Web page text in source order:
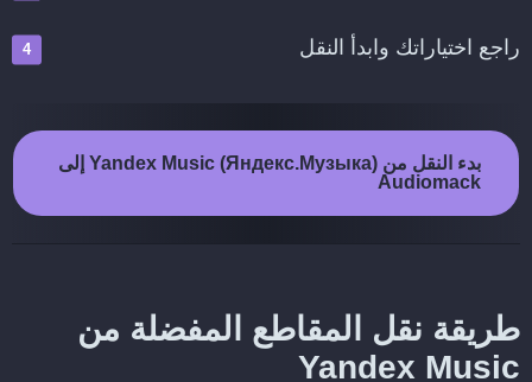
راجع اختياراتك وابدأ النقل
بدء النقل من Yandex Music (Яндекс.Музыка) إلى
Audiomack
طريقة نقل المقاطع المفضلة من
Yandex Music